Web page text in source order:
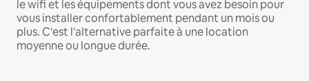
le wifi et les équipements dont vous avez besoin pour
vous installer confortablement pendant un mois ou
plus. C'est l'alternative parfaite à une location
moyenne ou longue durée.